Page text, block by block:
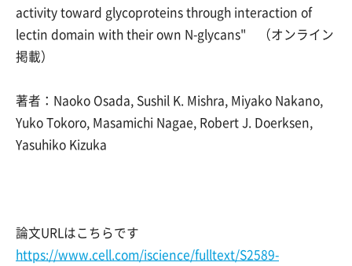
activity toward glycoproteins through interaction of
lectin domain with their own N-glycans" （オンライン
掲載）
著者：Naoko Osada, Sushil K. Mishra, Miyako Nakano,
Yuko Tokoro, Masamichi Nagae, Robert J. Doerksen,
Yasuhiko Kizuka
論文URLはこちらです
https://www.cell.com/iscience/fulltext/S2589-